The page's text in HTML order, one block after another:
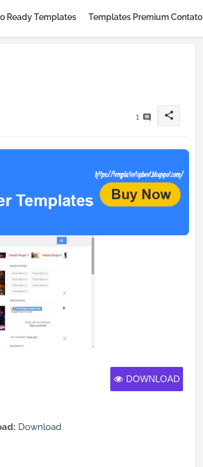
Ready Templates Templates Premium Contato
1 share
DOWNLOAD
Download